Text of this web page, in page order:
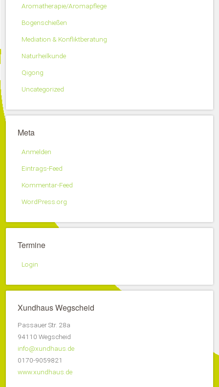
Aromatherapie/Aromapflege
Bogenschießen
Mediation & Konfliktberatung
Naturheilkunde
Qigong
Uncategorized
Meta
Anmelden
Eintrags-Feed
Kommentar-Feed
WordPress.org
Termine
Login
Xundhaus Wegscheid
Passauer Str. 28a
94110 Wegscheid
info@xundhaus.de
0170-9059821
www.xundhaus.de